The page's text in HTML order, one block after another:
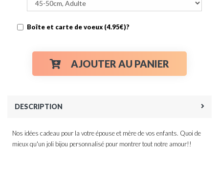
Boîte et carte de voeux (4.95€)?
AJOUTER AU PANIER
DESCRIPTION
Nos idées cadeau pour la votre épouse et mère de vos enfants. Quoi de
mieux qu'un joli bijou personnalisé pour montrer tout notre amour!!